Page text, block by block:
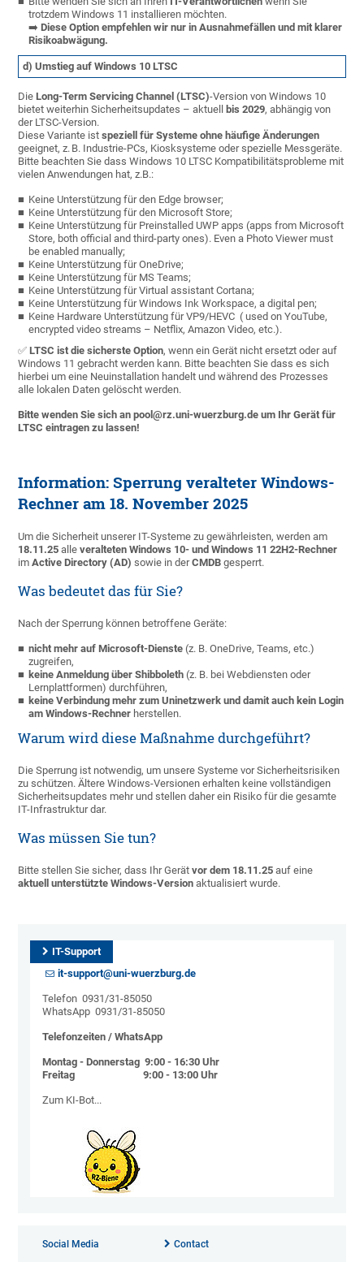
trotzdem Windows 11 installieren möchten.
➡️Diese Option empfehlen wir nur in Ausnahmefällen und mit klarer
Risikoabwägung.
d) Umstieg auf Windows 10 LTSC
DieLong-Term Servicing Channel (LTSC)-Version von Windows 10
bietet weiterhin Sicherheitsupdates – aktuell
bis 2029, abhängig von
der LTSC-Version.
Diese Variante istspeziell für Systeme ohne häufige Änderungen
geeignet, z. B. Industrie-PCs, Kiosksysteme oder spezielle Messgeräte.
Bitte beachten Sie dass Windows 10 LTSC Kompatibilitätsprobleme mit
vielen Anwendungen hat, z.B.:
Keine Unterstützung für den Edge browser;
Keine Unterstützung für den Microsoft Store;
Keine Unterstützung für Preinstalled UWP apps (apps from Microsoft
Store, both official and third-party ones). Even a Photo Viewer must
be enabled manually;
Keine Unterstützung für OneDrive;
Keine Unterstützung für MS Teams;
Keine Unterstützung für Virtual assistant Cortana;
Keine Unterstützung für Windows Ink Workspace, a digital pen;
Keine Hardware Unterstützung für VP9/HEVC ( used on YouTube,
encrypted video streams – Netflix, Amazon Video, etc.).
✅LTSC ist die sicherste Option, wenn ein Gerät nicht ersetzt oder auf
Windows 11 gebracht werden kann. Bitte beachten Sie dass es sich
hierbei um eine Neuinstallation handelt und während des Prozesses
alle lokalen Daten gelöscht werden.
Bitte wenden Sie sich an pool@rz.uni-wuerzburg.de um Ihr Gerät für
LTSC eintragen zu lassen!
Information: Sperrung veralteter Windows-
Rechner am 18. November 2025
Um die Sicherheit unserer IT-Systeme zu gewährleisten, werden am
18.11.25alleveralteten Windows 10- und Windows 11 22H2-Rechner
imActive Directory (AD) sowie in derCMDB gesperrt.
Was bedeutet das für Sie?
Nach der Sperrung können betroffene Geräte:
nicht mehr auf Microsoft-Dienste (z. B. OneDrive, Teams, etc.)
zugreifen,
keine Anmeldung über Shibboleth (z. B. bei Webdiensten oder
Lernplattformen) durchführen,
keine Verbindung mehr zum Uninetzwerk und damit auch kein Login
am Windows-Rechner herstellen.
Warum wird diese Maßnahme durchgeführt?
Die Sperrung ist notwendig, um unsere Systeme vor Sicherheitsrisiken
zu schützen. Ältere Windows-Versionen erhalten keine vollständigen
Sicherheitsupdates mehr und stellen daher ein Risiko für die gesamte
IT-Infrastruktur dar.
Was müssen Sie tun?
Bitte stellen Sie sicher, dass Ihr Gerätvor dem 18.11.25 auf eine
aktuell unterstützte Windows-Version aktualisiert wurde.
IT-Support
it-support@uni-wuerzburg.de
Telefon 0931/31-85050
WhatsApp 0931/31-85050
Telefonzeiten / WhatsApp
Montag - Donnerstag 9:00 - 16:30 Uhr
Freitag 9:00 - 13:00 Uhr
Zum KI-Bot...
Social Media Contact